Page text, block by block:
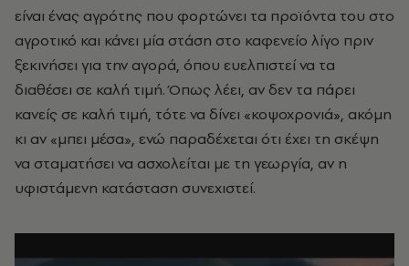
είναι ένας αγρότης που φορτώνει τα προϊόντα του στο
αγροτικό και κάνει μία στάση στο καφενείο λίγο πριν
ξεκινήσει για την αγορά, όπου ευελπιστεί να τα
διαθέσει σε καλή τιμή. Όπως λέει, αν δεν τα πάρει
κανείς σε καλή τιμή, τότε να δίνει «κοψοχρονιά», ακόμη
κι αν «μπει μέσα», ενώ παραδέχεται ότι έχει τη σκέψη
να σταματήσει να ασχολείται με τη γεωργία, αν η
υφιστάμενη κατάσταση συνεχιστεί.